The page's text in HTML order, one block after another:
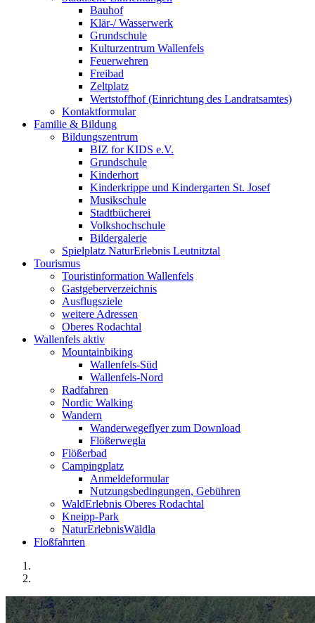
Bauhof
Klär-/ Wasserwerk
Grundschule
Kulturzentrum Wallenfels
Feuerwehren
Freibad
Zeltplatz
Wertstoffhof (Einrichtung des Landratsamtes)
Kontaktformular
Familie & Bildung
Bildungszentrum
BIZ for KIDS e.V.
Grundschule
Kinderhort
Kinderkrippe und Kindergarten St. Josef
Musikschule
Stadtbücherei
Volkshochschule
Bildergalerie
Spielplatz NaturErlebnis Leutnitztal
Tourismus
Touristinformation Wallenfels
Gastgeberverzeichnis
Ausflugsziele
weitere Adressen
Oberes Rodachtal
Wallenfels aktiv
Mountainbiking
Wallenfels-Süd
Wallenfels-Nord
Radfahren
Nordic Walking
Wandern
Wanderwegeflyer zum Download
Flößerwegla
Flößerbad
Campingplatz
Anmeldeformular
Nutzungsbedingungen, Gebühren
WaldErlebnis Oberes Rodachtal
Kneipp-Park
NaturErlebnisWäldla
Floßfahrten